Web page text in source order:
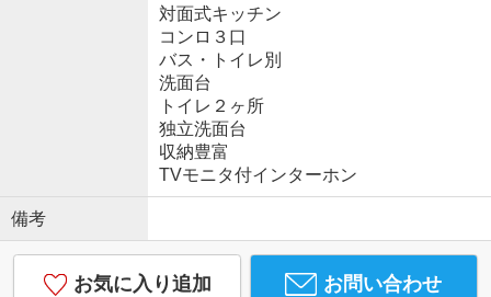
対面式キッチン
コンロ３口
バス・トイレ別
洗面台
トイレ２ヶ所
独立洗面台
収納豊富
TVモニタ付インターホン
備考
お気に入り追加 お問い合わせ